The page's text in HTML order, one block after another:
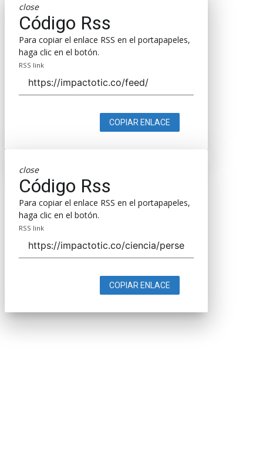
close
Código Rss
Para copiar el enlace RSS en el portapapeles,
haga clic en el botón.
RSS link
COPIAR ENLACE
close
Código Rss
Para copiar el enlace RSS en el portapapeles,
haga clic en el botón.
RSS link
COPIAR ENLACE